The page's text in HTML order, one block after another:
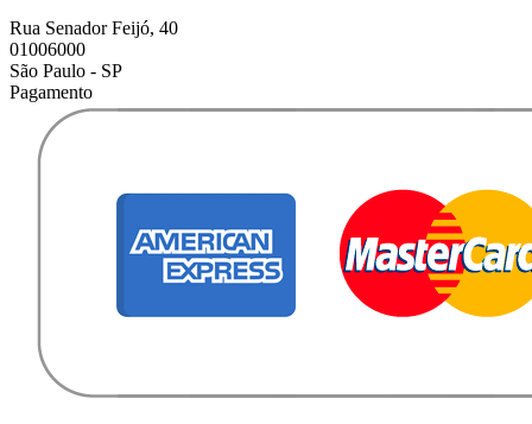
Rua Senador Feijó, 40
01006000
São Paulo - SP
Pagamento